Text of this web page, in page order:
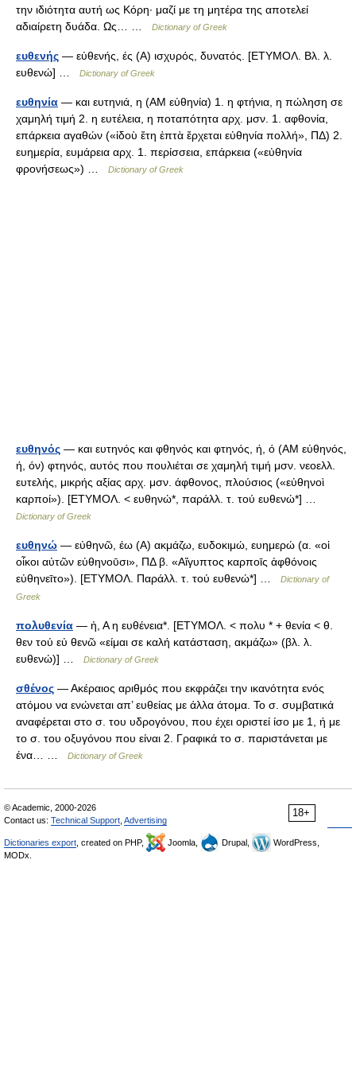
την ιδιότητα αυτή ως Κόρη· μαζί με τη μητέρα της αποτελεί
αδιαίρετη δυάδα. Ως… …
Dictionary of Greek
ευθενής — εὐθενής, ές (Α) ισχυρός, δυνατός. [ΕΤΥΜΟΛ. Βλ. λ.
ευθενώ] …
Dictionary of Greek
ευθηνία — και ευτηνιά, η (ΑΜ εὐθηνία) 1. η φτήνια, η πώληση σε
χαμηλή τιμή 2. η ευτέλεια, η ποταπότητα αρχ. μσν. 1. αφθονία,
επάρκεια αγαθών («ἰδοὺ ἔτη ἑπτὰ ἔρχεται εὐθηνία πολλή», ΠΔ) 2.
ευημερία, ευμάρεια αρχ. 1. περίσσεια, επάρκεια («εὐθηνία
φρονήσεως») …
Dictionary of Greek
ευθηνός — και ευτηνός και φθηνός και φτηνός, ή, ό (ΑΜ εὐθηνός,
ή, όν) φτηνός, αυτός που πουλιέται σε χαμηλή τιμή μσν. νεοελλ.
ευτελής, μικρής αξίας αρχ. μσν. άφθονος, πλούσιος («εὐθηνοὶ
καρποί»). [ΕΤΥΜΟΛ. < ευθηνώ*, παράλλ. τ. τού ευθενώ*] …
Dictionary of Greek
ευθηνώ — εὐθηνῶ, έω (Α) ακμάζω, ευδοκιμώ, ευημερώ (α. «οἱ
οἶκοι αὐτῶν εὐθηνοῡσι», ΠΔ β. «Αἴγυπτος καρποῑς ἀφθόνοις
εὐθηνεῑτο»). [ΕΤΥΜΟΛ. Παράλλ. τ. τού ευθενώ*] …
Dictionary of
Greek
πολυθενία — ἡ, Α η ευθένεια*. [ΕΤΥΜΟΛ. < πολυ * + θενία < θ.
θεν τού εὐ θενῶ «είμαι σε καλή κατάσταση, ακμάζω» (βλ. λ.
ευθενώ)] …
Dictionary of Greek
σθένος — Ακέραιος αριθμός που εκφράζει την ικανότητα ενός
ατόμου να ενώνεται απ’ ευθείας με άλλα άτομα. Το σ. συμβατικά
αναφέρεται στο σ. του υδρογόνου, που έχει οριστεί ίσο με 1, ή με
το σ. του οξυγόνου που είναι 2. Γραφικά το σ. παριστάνεται με
ένα… …
Dictionary of Greek
18+
© Academic, 2000-2026
Contact us: Technical Support Advertising
Dictionaries export , created on PHP, Joomla, Drupal,
WordPress,
MODx.